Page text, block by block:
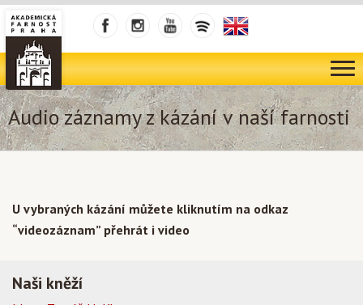
Audio záznamy z kázání v naší farnosti
U vybraných kázání můžete kliknutím na odkaz
“videozáznam” přehrát i video
Naši kněží